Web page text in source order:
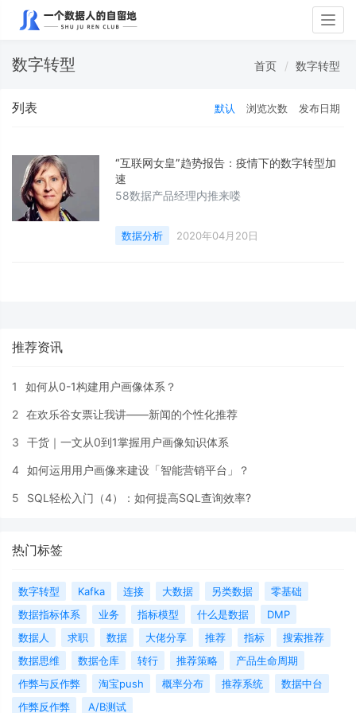
数字转型 首页 数字转型
列表 默认 浏览次数 发布日期
“互联网女皇”趋势报告：疫情下的数字转型加
速
58数据产品经理内推来喽
数据分析 2020年04月20日
推荐资讯
1 如何从0-1构建用户画像体系？
2 在欢乐谷女票让我讲——新闻的个性化推荐
3 干货｜一文从0到1掌握用户画像知识体系
4 如何运用用户画像来建设「智能营销平台」？
5 SQL轻松入门（4）：如何提高SQL查询效率?
热门标签
数字转型 Kafka 连接 大数据 另类数据
零基础
数据指标体系
业务 指标模型 什么是数据
DMP
数据人
求职 数据 大佬分享 推荐 指标
搜索推荐
数据思维
数据仓库 转行 推荐策略
产品生命周期
作弊与反作弊
淘宝push 概率分布 推荐系统
数据中台
作弊反作弊
A/B测试